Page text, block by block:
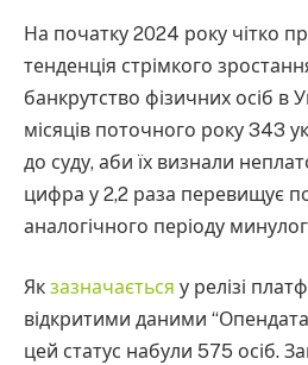
На початку 2024 року чітко
тенденція стрімкого
банкрутство фізичних осіб в
місяців поточного року 343
до суду, аби їх визнали
цифра у 2,2 раза перевищує
аналогічного періоду
Як зазначається у релізі
відкритими даними
цей статус набули 575 осіб.